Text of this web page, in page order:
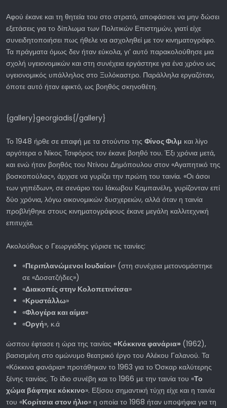
Αφού έκανε και τη θητεία του στο στρατό, αποφάσισε να μην δώσει
εξετάσεις για το δίπλωμα των Πολιτικών Επιστημών, γιατί είχε
συνειδητοποιήσει πως ήθελε να ασχοληθεί με τον κινηματογράφο.
Τα πράγματα όμως δεν ήταν εύκολα, γι’ αυτό παρακολούθησε μια
σχολή υγειονομικών και στη συνέχεια εργάστηκε για ένα χρόνο ως
υγειονομικός υπάλληλος στο Ξυλόκαστρο. Παράλληλα εργαζόταν,
όποτε αυτό ήταν εφικτό, ως βοηθός σκηνοθέτη.
{gallery}georgiadis{/gallery}
Το 1948 ήρθε σε επαφή με τα στούντιο της Φίνος Φιλμ και λίγο
αργότερα ο Νίκος Τσιφόρος τον έκανε βοηθό του. Έξι χρόνια μετά,
και ενώ ήταν βοηθός του Ντίνου Δημόπουλου στον «Αγαπητικό της
βοσκοπούλας», άρχισε να γυρίζει την πρώτη του ταινία. «Οι άσοι
των γηπέδων», σε σενάριο του Ιάκωβου Καμπανέλη, γυρίζονταν επί
δύο χρόνια, λόγω οικονομικών δυσχερειών, αλλά όταν η ταινία
προβλήθηκε στους κινηματογράφους έκανε μεγάλη καλλιτεχνική
επιτυχία.
Ακολούθως ο Γεωργιάδης γύρισε τις ταινίες:
«Περιπλανώμενοι Ιουδαίοι» (στη συνέχεια μετονομάστηκε
σε «Δοσατζήδες»)
«Διακοπές στην Κολοπετινίτσα»
«Κρυστάλλω»
«Φλογέρα και αίμα»
«Οργή», κ.ά
ώσπου έφτασε η ώρα της ταινίας «Κόκκινα φανάρια» (1962),
βασισμένη στο ομώνυμο θεατρικό έργο του Αλέκου Γαλανού. Τα
«Κόκκινα φανάρια» προτάθηκαν το 1963 για το Όσκαρ καλύτερης
ξένης ταινίας. Το ίδιο συνέβη και το 1966 με την ταινία του «Το
χώμα βάφτηκε κόκκινο». Εξίσου σημαντική τύχη είχε και η ταινία
του «Κορίτσια στον ήλιο» η οποία το 1968 ήταν υποψήφια για τη